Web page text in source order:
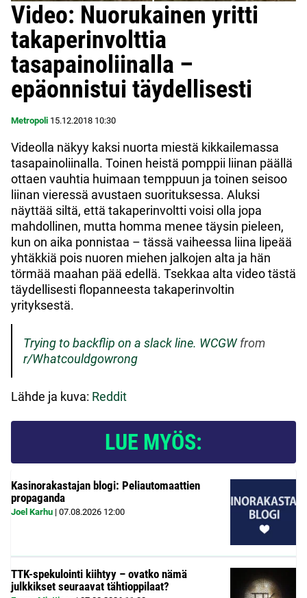
Video: Nuorukainen yritti
takaperinvolttia
tasapainoliinalla –
epäonnistui täydellisesti
Metropoli 15.12.2018 10:30
Videolla näkyy kaksi nuorta miestä kikkailemassa
tasapainoliinalla. Toinen heistä pomppii liinan päällä
ottaen vauhtia huimaan temppuun ja toinen seisoo
liinan vieressä avustaen suorituksessa. Aluksi
näyttää siltä, että takaperinvoltti voisi olla jopa
mahdollinen, mutta homma menee täysin pieleen,
kun on aika ponnistaa – tässä vaiheessa liina lipeää
yhtäkkiä pois nuoren miehen jalkojen alta ja hän
törmää maahan pää edellä. Tsekkaa alta video tästä
täydellisesti flopanneesta takaperinvoltin
yrityksestä.
Trying to backflip on a slack line. WCGWfrom
r/Whatcouldgowrong
Lähde ja kuva: Reddit
LUE MYÖS:
Kasinorakastajan blogi: Peliautomaattien
propaganda
Joel Karhu | 07.08.2026 12:00
TTK-spekulointi kiihtyy – ovatko nämä
julkkikset seuraavat tähtioppilaat?